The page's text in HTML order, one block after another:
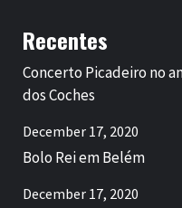
Recentes
Concerto Picadeiro no
dos Coches
December 17, 2020
Bolo Rei em Belém
December 17, 2020